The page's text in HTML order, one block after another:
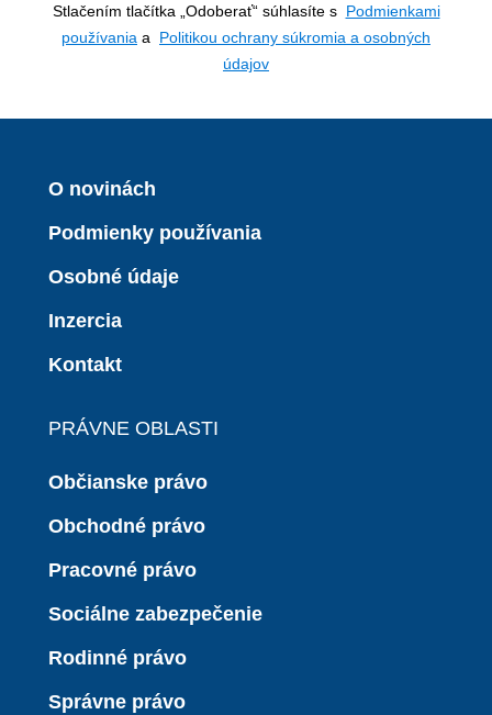
Stlačením tlačítka „Odoberať“ súhlasíte s Podmienkami
používania a Politikou ochrany súkromia a osobných
údajov
O novinách
Podmienky používania
Osobné údaje
Inzercia
Kontakt
PRÁVNE OBLASTI
Občianske právo
Obchodné právo
Pracovné právo
Sociálne zabezpečenie
Rodinné právo
Správne právo